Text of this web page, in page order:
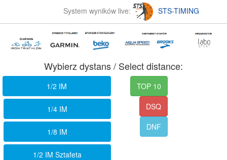
System wyników live: STS-TIMING
Wybierz dystans / Select distance:
1/2 IM
1/4 IM
1/8 IM
1/2 IM Sztafeta
TOP 10
DSQ
DNF